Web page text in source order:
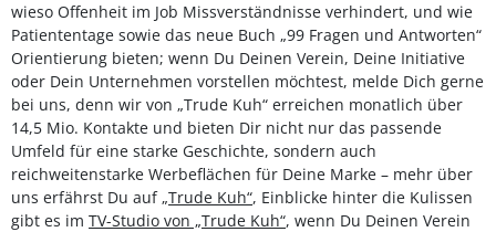
wieso Offenheit im Job Missverständnisse verhindert, und wie
Patiententage sowie das neue Buch „99 Fragen und Antworten“
Orientierung bieten; wenn Du Deinen Verein, Deine Initiative
oder Dein Unternehmen vorstellen möchtest, melde Dich gerne
bei uns, denn wir von „Trude Kuh“ erreichen monatlich über
14,5 Mio. Kontakte und bieten Dir nicht nur das passende
Umfeld für eine starke Geschichte, sondern auch
reichweitenstarke Werbeflächen für Deine Marke – mehr über
uns erfährst Du auf„Trude Kuh“, Einblicke hinter die Kulissen
gibt es im TV-Studio von „Trude Kuh“, wenn Du Deinen Verein